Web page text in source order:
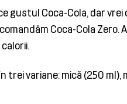
gustul Coca-Cola, dar
Coca-Cola Zero.
trei variane: mică (250 ml),